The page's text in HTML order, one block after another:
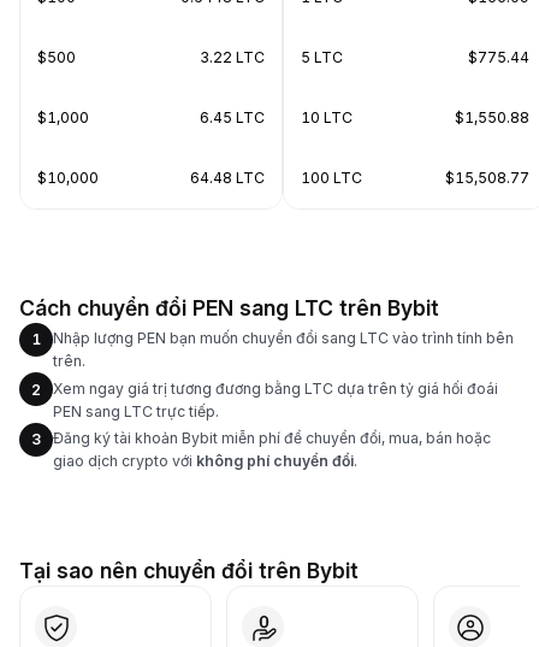
$500 3.22 LTC
$1,000 6.45 LTC
$10,000 64.48 LTC
5 LTC $775.44
10 LTC $1,550.88
100 LTC $15,508.77
Cách chuyển đổi PEN sang LTC trên Bybit
1
Nhập lượng PEN bạn muốn chuyển đổi sang LTC vào trình tính bên
trên.
2
Xem ngay giá trị tương đương bằng LTC dựa trên tỷ giá hối đoái
PEN sang LTC trực tiếp.
3
Đăng ký tài khoản Bybit miễn phí để chuyển đổi, mua, bán hoặc
giao dịch crypto với không phí chuyển đổi.
Tại sao nên chuyển đổi trên Bybit